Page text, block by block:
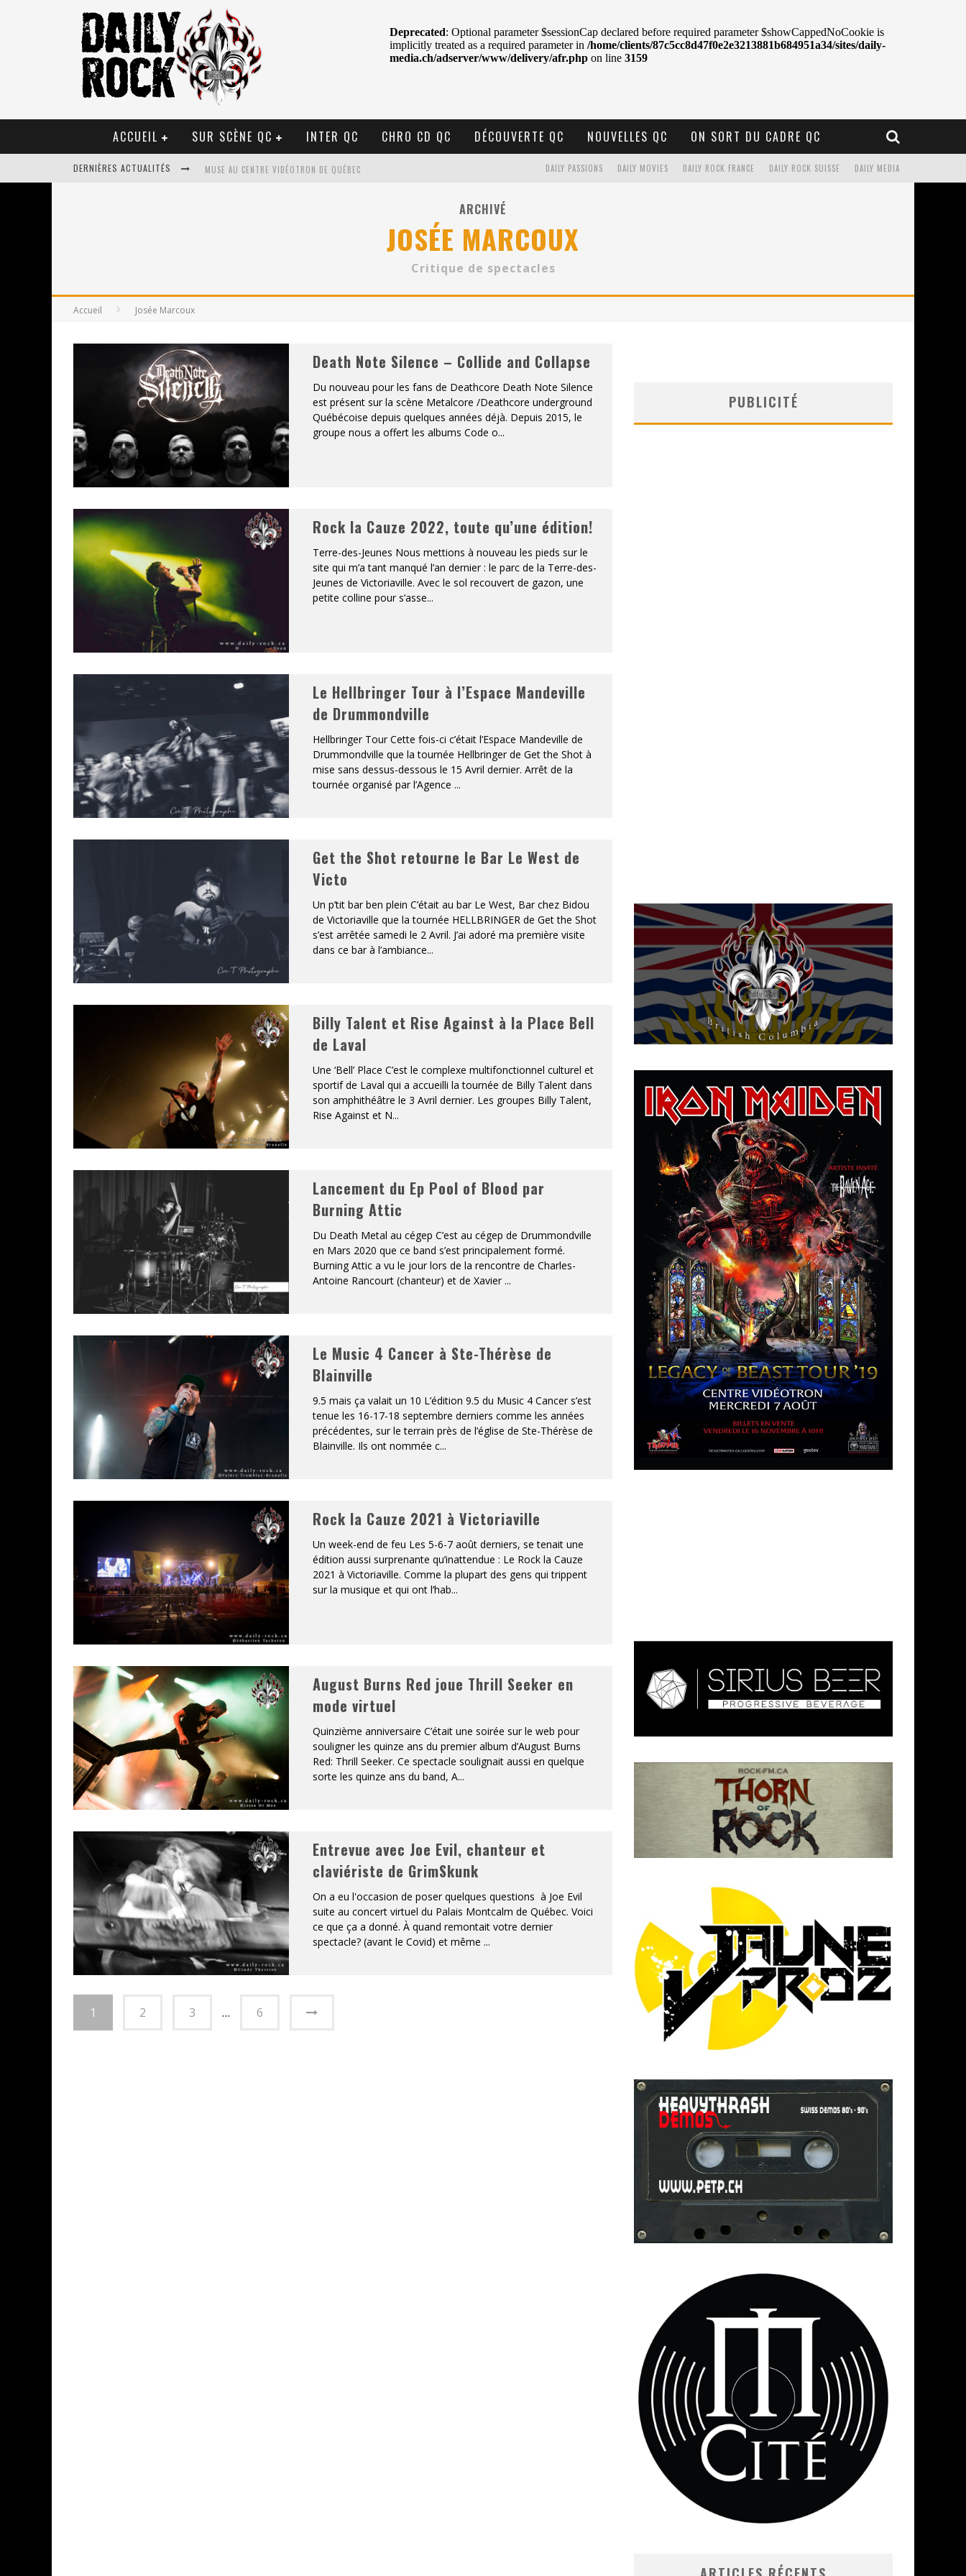
ACCUEIL SUR SCÈNE QC INTER QC CHRO CD QC DÉCOUVERTE QC NOUVELLES QC ON SORT DU CADRE QC
DERNIÈRES ACTUALITÉS MUSE AU CENTRE VIDÉOTRON DE QUÉBEC
JOURNEY AU CENTRE VIDÉOTRON : SAME OR SEPARATE WAYS?
JEFF MARTIN AU CORONA DE MONTRÉAL
ON VA SE LE DIRE, SWORD EST DE RETOUR
LA COMPIL’ ZOO DE SLAM DISQUES EST DE RETOUR
LES RÊVES SONT FAITS POUR ÊTRE RÉALISÉS
DEATH NOTE SILENCE - COLLIDE AND COLLAPSE
DAILY MEDIA
DAILY ROCK SUISSE
DAILY ROCK FRANCE
DAILY MOVIES
DAILY PASSIONS
ARCHIVÉ
JOSÉE MARCOUX
Critique de spectacles
Accueil Josée Marcoux
Death Note Silence – Collide and Collapse
Du nouveau pour les fans de Deathcore Death Note Silence
est présent sur la scène Metalcore /Deathcore underground
Québécoise depuis quelques années déjà. Depuis 2015, le
groupe nous a offert les albums Code o...
Rock la Cauze 2022, toute qu’une édition!
Terre-des-Jeunes Nous mettions à nouveau les pieds sur le
site qui m’a tant manqué l’an dernier : le parc de la Terre-des-
Jeunes de Victoriaville. Avec le sol recouvert de gazon, une
petite colline pour s’asse...
Le Hellbringer Tour à l’Espace Mandeville
de Drummondville
Hellbringer Tour Cette fois-ci c’était l’Espace Mandeville de
Drummondville que la tournée Hellbringer de Get the Shot à
mise sans dessus-dessous le 15 Avril dernier. Arrêt de la
tournée organisé par l’Agence ...
Get the Shot retourne le Bar Le West de
Victo
Un p’tit bar ben plein C’était au bar Le West, Bar chez Bidou
de Victoriaville que la tournée HELLBRINGER de Get the Shot
s’est arrêtée samedi le 2 Avril. J’ai adoré ma première visite
dans ce bar à l’ambiance...
Billy Talent et Rise Against à la Place Bell
de Laval
Une ‘Bell’ Place C’est le complexe multifonctionnel culturel et
sportif de Laval qui a accueilli la tournée de Billy Talent dans
son amphithéâtre le 3 Avril dernier. Les groupes Billy Talent,
Rise Against et N...
Lancement du Ep Pool of Blood par
Burning Attic
Du Death Metal au cégep C’est au cégep de Drummondville
en Mars 2020 que ce band s’est principalement formé.
Burning Attic a vu le jour lors de la rencontre de Charles-
Antoine Rancourt (chanteur) et de Xavier ...
Le Music 4 Cancer à Ste-Thérèse de
Blainville
9.5 mais ça valait un 10 L’édition 9.5 du Music 4 Cancer s’est
tenue les 16-17-18 septembre derniers comme les années
précédentes, sur le terrain près de l’église de Ste-Thérèse de
Blainville. Ils ont nommée c...
Rock la Cauze 2021 à Victoriaville
Un week-end de feu Les 5-6-7 août derniers, se tenait une
édition aussi surprenante qu’inattendue : Le Rock la Cauze
2021 à Victoriaville. Comme la plupart des gens qui trippent
sur la musique et qui ont l’hab...
August Burns Red joue Thrill Seeker en
mode virtuel
Quinzième anniversaire C’était une soirée sur le web pour
souligner les quinze ans du premier album d’August Burns
Red: Thrill Seeker. Ce spectacle soulignait aussi en quelque
sorte les quinze ans du band, A...
Entrevue avec Joe Evil, chanteur et
claviériste de GrimSkunk
On a eu l'occasion de poser quelques questions à Joe Evil
suite au concert virtuel du Palais Montcalm de Québec. Voici
ce que ça a donné. À quand remontait votre dernier
spectacle? (avant le Covid) et même ...
1 2 3 … 6
PUBLICITÉ